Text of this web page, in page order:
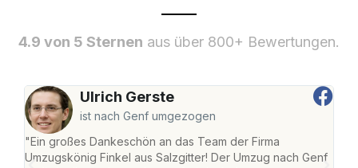
4.9 von 5 Sternen aus über 800+ Bewertungen.
Ulrich Gerste
ist nach Genf umgezogen
"Ein großes Dankeschön an das Team der Firma
Umzugskönig Finkel aus Salzgitter! Der Umzug nach Genf